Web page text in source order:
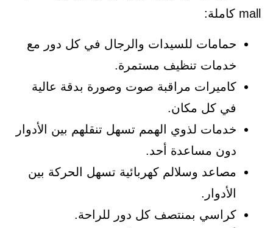
mall كاملة:
حمامات للسيدات والرجال في كل دور مع
خدمات تنظيف مستمرة.
كاميرات مراقبة صوت وصورة بدقة عالية
في كل مكان.
خدمات لذوي الهمم تسهل تنقلهم بين الأدوار
دون مساعدة أحد.
مصاعد وسلالم كهربائية تسهل الحركة بين
الأدوار.
كراسي بمنتصف كل دور للراحة.